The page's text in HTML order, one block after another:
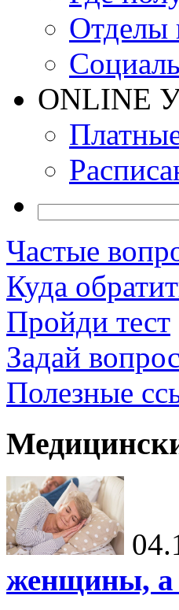
Отделы
ONLINE
Частые
Куда
Пройди тест
Задай вопрос
Полезные
женщины, а